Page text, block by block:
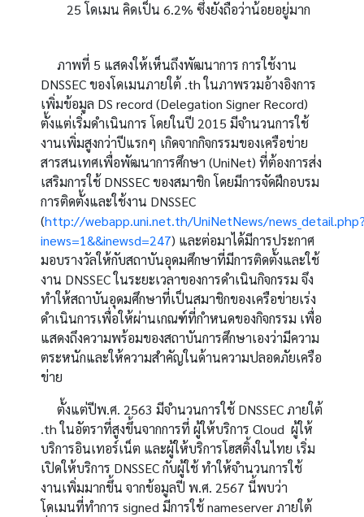
25โดเมน คิดเป็น 6.2%ซึ่งยังถือว่าน้อยอยู่มาก
ภาพที่ 5 แสดงให้เห็นถึงพัฒนาการ การใช้งาน
DNSSECของโดเมนภายใต้ .thในภาพรวมอ้างอิงการ
เพิ่มข้อมูล DS record (Delegation Signer Record)
ตั้งแต่เริ่มดำเนินการ โดยในปี 2015มีจำนวนการใช้
งานเพิ่มสูงกว่าปีแรกๆ เกิดจากกิจกรรมของเครือข่าย
สารสนเทศเพื่อพัฒนาการศึกษา (UniNet)ที่ต้องการส่ง
เสริมการใช้ DNSSECของสมาชิก โดยมีการจัดฝึกอบรม
การติดตั้งและใช้งาน DNSSEC
(http://webapp.uni.net.th/UniNetNews/
inews=1&&inewsd=247) และต่อมาได้มีการประกาศ
มอบรางวัลให้กับสถาบันอุดมศึกษาที่มีการติดตั้งและใช้
งาน DNSSECในระยะเวลาของการดำเนินกิจกรรม จึง
ทำให้สถาบันอุดมศึกษาที่เป็นสมาชิกของเครือข่ายเร่ง
ดำเนินการเพื่อให้ผ่านเกณฑ์ที่กำหนดของกิจกรรม เพื่อ
แสดงถึงความพร้อมของสถาบันการศึกษาเองว่ามีความ
ตระหนักและให้ความสำคัญในด้านความปลอดภัยเครือ
ข่าย
ตั้งแต่ปีพ.ศ. 2563มีจำนวนการใช้ DNSSECภายใต้
.thในอัตราที่สูงขึ้นจากการที่ ผู้ให้บริการ Cloud ผู้ให้
บริการอินเทอร์เน็ต และผู้ให้บริการโฮสติ้งในไทย เริ่ม
เปิดให้บริการ DNSSECกับผู้ใช้ ทำให้จำนวนการใช้
งานเพิ่มมากขึ้น จากข้อมูลปี พ.ศ. 2567นี้พบว่า
โดเมนที่ทำการ signedมีการใช้nameserverภายใต้